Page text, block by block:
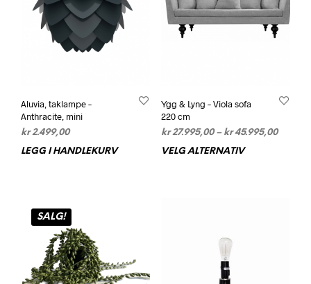
Aluvia, taklampe –
Anthracite, mini
kr2.499,00
LEGG I HANDLEKURV
Ygg & Lyng – Viola sofa
220 cm
kr27.995,00 – kr45.995,00
VELG ALTERNATIV
SALG!